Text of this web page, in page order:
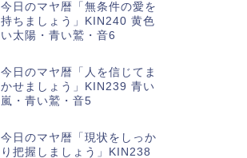
今日のマヤ暦「無条件の愛を
持ちましょう」KIN240 黄色
い太陽・青い鷲・音6
今日のマヤ暦「人を信じてま
かせましょう」KIN239 青い
嵐・青い鷲・音5
今日のマヤ暦「現状をしっか
り把握しましょう」KIN238